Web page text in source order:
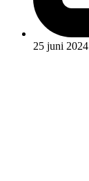
25 juni 2024